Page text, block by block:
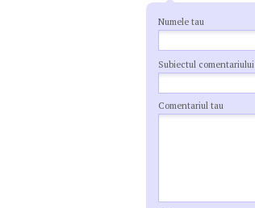
Numele tau
Subiectul comentariului
Comentariul tau